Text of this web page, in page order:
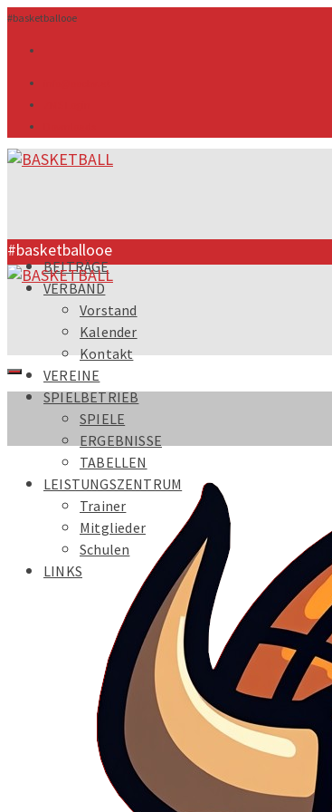
#basketballooe
BEITRÄGE
VERBAND
Vorstand
Kalender
Kontakt
VEREINE
SPIELBETRIEB
SPIELE
ERGEBNISSE
TABELLEN
LEISTUNGSZENTRUM
Trainer
Mitglieder
Schulen
LINKS
#basketballooe